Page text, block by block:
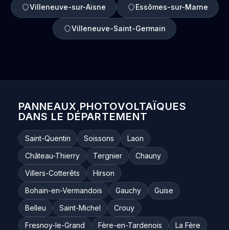
Villeneuve-sur-Aisne Essômes-sur-Marne
Villeneuve-Saint-Germain
PANNEAUX PHOTOVOLTAÏQUES
DANS LE DÉPARTEMENT
Saint-Quentin Soissons
Laon
Château-Thierry
Tergnier
Chauny
Villers-Cotterêts
Hirson
Bohain-en-Vermandois
Gauchy
Guise
Belleu
Saint-Michel
Crouy
Fresnoy-le-Grand
Fère-en-Tardenois
La Fère